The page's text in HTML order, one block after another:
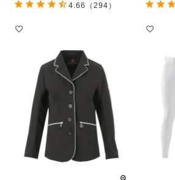
4.66 （294）